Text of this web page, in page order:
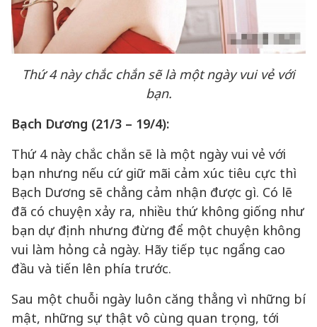
Thứ 4 này chắc chắn sẽ là một ngày vui vẻ với
bạn.
Bạch Dương (21/3 – 19/4):
Thứ 4 này chắc chắn sẽ là một ngày vui vẻ với
bạn nhưng nếu cứ giữ mãi cảm xúc tiêu cực thì
Bạch Dương sẽ chẳng cảm nhận được gì. Có lẽ
đã có chuyện xảy ra, nhiều thứ không giống như
bạn dự định nhưng đừng để một chuyện không
vui làm hỏng cả ngày. Hãy tiếp tục ngẩng cao
đầu và tiến lên phía trước.
Sau một chuỗi ngày luôn căng thẳng vì những bí
mật, những sự thật vô cùng quan trọng, tới